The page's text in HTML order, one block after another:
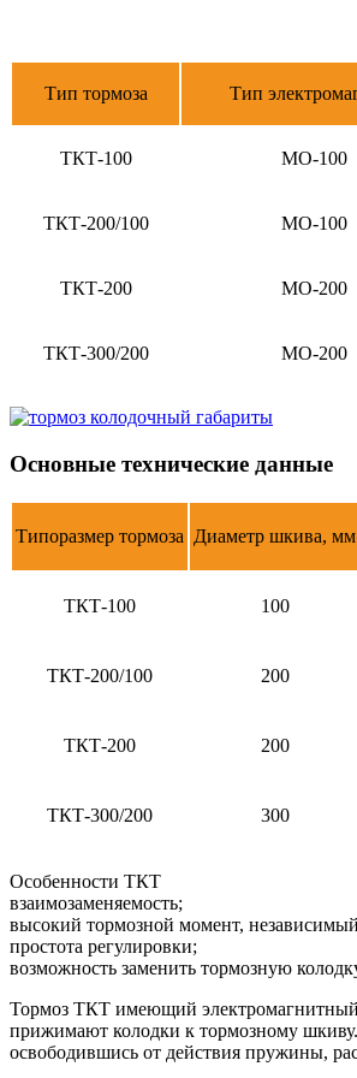
Тип тормоза Тип
ТКТ-100 МО-100
ТКТ-200/100 МО-100
ТКТ-200 МО-200
ТКТ-300/200 МО-200
Основные технические данные
Типоразмер тормоза Диаметр шкива, мм
ТКТ-100 100
ТКТ-200/100 200
ТКТ-200 200
ТКТ-300/200 300
Особенности ТКТ
взаимозаменяемость;
высокий тормозной момент,
простота регулировки;
возможность заменить тормозную
Тормоз ТКТ имеющий электромагнитный
прижимают колодки к тормозному
освободившись от действия пружины,